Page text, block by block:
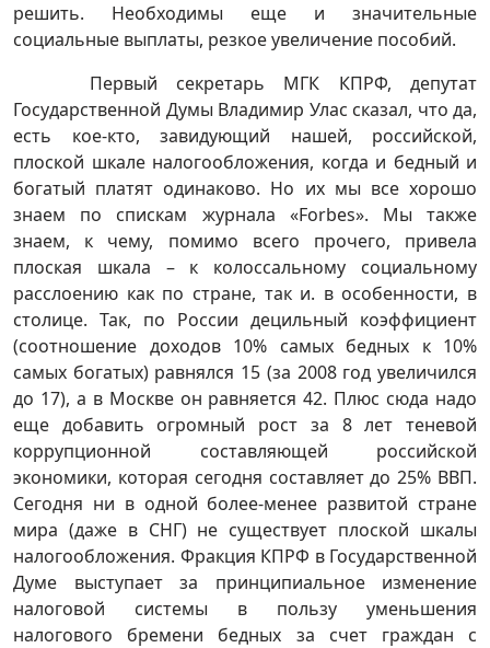
решить. Необходимы еще и значительные
социальные выплаты, резкое увеличение пособий.
Первый секретарь МГК КПРФ, депутат
Государственной Думы Владимир Улас сказал, что да,
есть кое-кто, завидующий нашей, российской,
плоской шкале налогообложения, когда и бедный и
богатый платят одинаково. Но их мы все хорошо
знаем по спискам журнала «Forbes». Мы также
знаем, к чему, помимо всего прочего, привела
плоская шкала – к колоссальному социальному
расслоению как по стране, так и. в особенности, в
столице. Так, по России децильный коэффициент
(соотношение доходов 10% самых бедных к 10%
самых богатых) равнялся 15 (за 2008 год увеличился
до 17), а в Москве он равняется 42. Плюс сюда надо
еще добавить огромный рост за 8 лет теневой
коррупционной составляющей российской
экономики, которая сегодня составляет до 25% ВВП.
Сегодня ни в одной более-менее развитой стране
мира (даже в СНГ) не существует плоской шкалы
налогообложения. Фракция КПРФ в Государственной
Думе выступает за принципиальное изменение
налоговой системы в пользу уменьшения
налогового бремени бедных за счет граждан с